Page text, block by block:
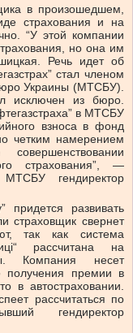
в произошедшем,
страхования и на
“У этой компании
но она им
Речь идет об
стал членом
Украины (МТСБУ).
исключен из бюро.
в МТСБУ
взноса в фонд
четким намерением
страхования”, —
гендиректор
придется развивать
страховщик свернет
так как система
рассчитана на
Компания несет
получения премии в
в автостраховании.
рассчитаться по
гендиректор